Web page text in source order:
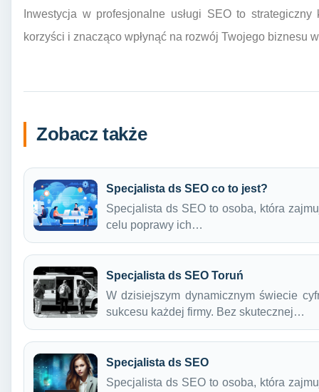
Inwestycja w profesjonalne usługi SEO to
korzyści i znacząco wpłynąć na rozwój Twojego biznesu
Zobacz także
Specjalista ds SEO co to jest?
Specjalista ds SEO to osoba, która
celu poprawy ich…
Specjalista ds SEO Toruń
W dzisiejszym dynamicznym świecie
sukcesu każdej firmy. Bez skutecznej…
Specjalista ds SEO
Specjalista ds SEO to osoba, która